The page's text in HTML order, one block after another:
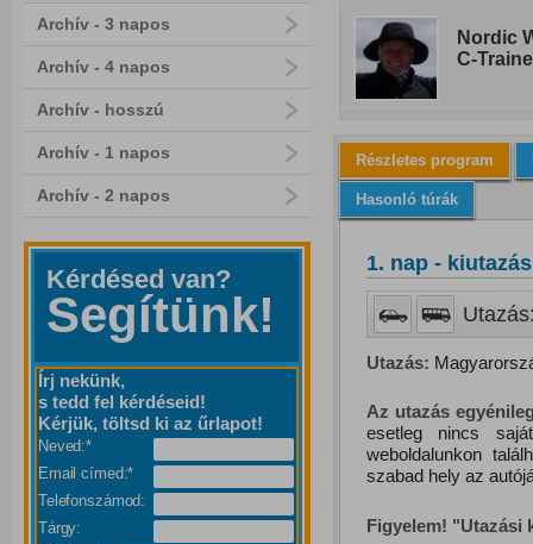
Archív - 3 napos
Archív - 4 napos
Archív - hosszú
Archív - 1 napos
Archív - 2 napos
Kérdésed van?
Segítünk!
Írj nekünk,
s tedd fel kérdéseid!
Kérjük, töltsd ki az űrlapot!
Neved:*
Email címed:*
Telefonszámod:
Tárgy:
Nordic
C-
Részletes program
Hasonló túrák
1. nap -
Utazás:
Az utazás
esetleg nincs
weboldalunkon
szabad hely az
Figyelem! "Utazási